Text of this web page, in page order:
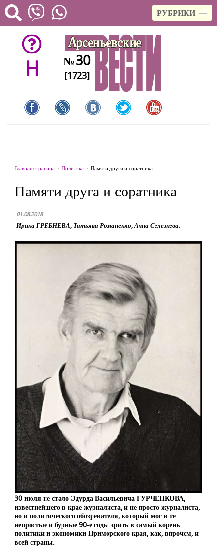
РУБРИКИ
H №30
[1723]
Главная страница Политика Памяти друга и соратника
Памяти друга и соратника
01.08.2018
Ирина ГРЕБНЕВА, Татьяна Романенко, Анна Селезнева.
30 июля не стало Эдурда Васильевича ГУРЧЕНКОВА,
известнейшего в крае журналиста, и не просто журналиста,
но и политического обозревателя, который мог в те
непростые и бурные 90-е годы зрить в самый корень
политики и экономики Приморского края, как, впрочем, и
всей страны.